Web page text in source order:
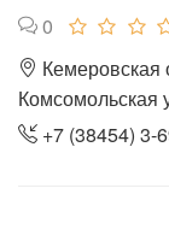
0
Кемеровская
Комсомольская
+7 (38454) 3-